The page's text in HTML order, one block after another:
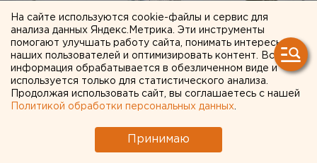
коронавируса на добровольцах начнутся 29 июня.
На сайте используются cookie-файлы и сервис для
анализа данных Яндекс.Метрика. Эти инструменты
помогают улучшать работу сайта, понимать интересы
наших пользователей и оптимизировать контент. Вся
информация обрабатывается в обезличенном виде и
используется только для статистического анализа.
Продолжая использовать сайт, вы соглашаетесь с нашей
Политикой обработки персональных данных
Принимаю